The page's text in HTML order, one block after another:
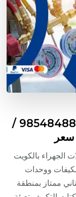
شركة تكييف اسطبلات الجهراء / 98548488 /
بالكويت
ووحدات
ممتاز بمنطقة